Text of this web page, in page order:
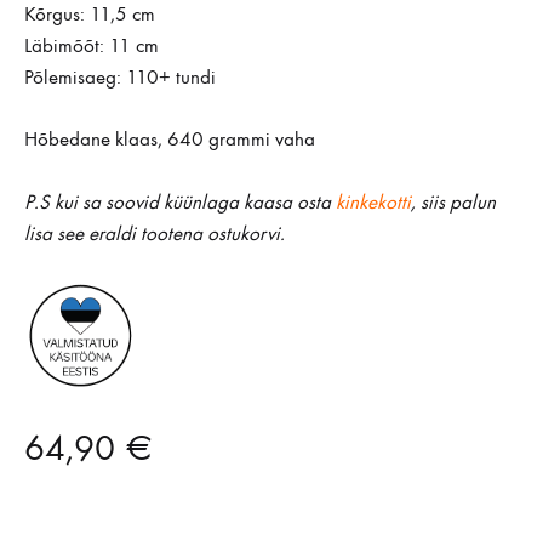
Kõrgus: 11,5 cm
Läbimõõt: 11 cm
Põlemisaeg: 110+ tundi
Hõbedane klaas, 640 grammi vaha
P.S kui sa soovid küünlaga kaasa osta kinkekotti, siis palun
lisa see eraldi tootena ostukorvi.
64,90 €